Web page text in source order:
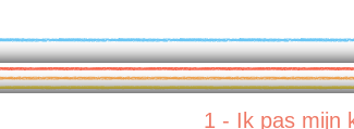
1 - Ik pas mijn